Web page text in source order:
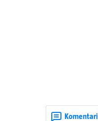
Komentari